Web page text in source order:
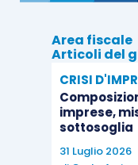
servizi,
riferimento
riconosce la
prestati, tra
condizione
che
Area fiscale
Articoli del
CRISI
imprese,
sottosoglia
31 Luglio 2026